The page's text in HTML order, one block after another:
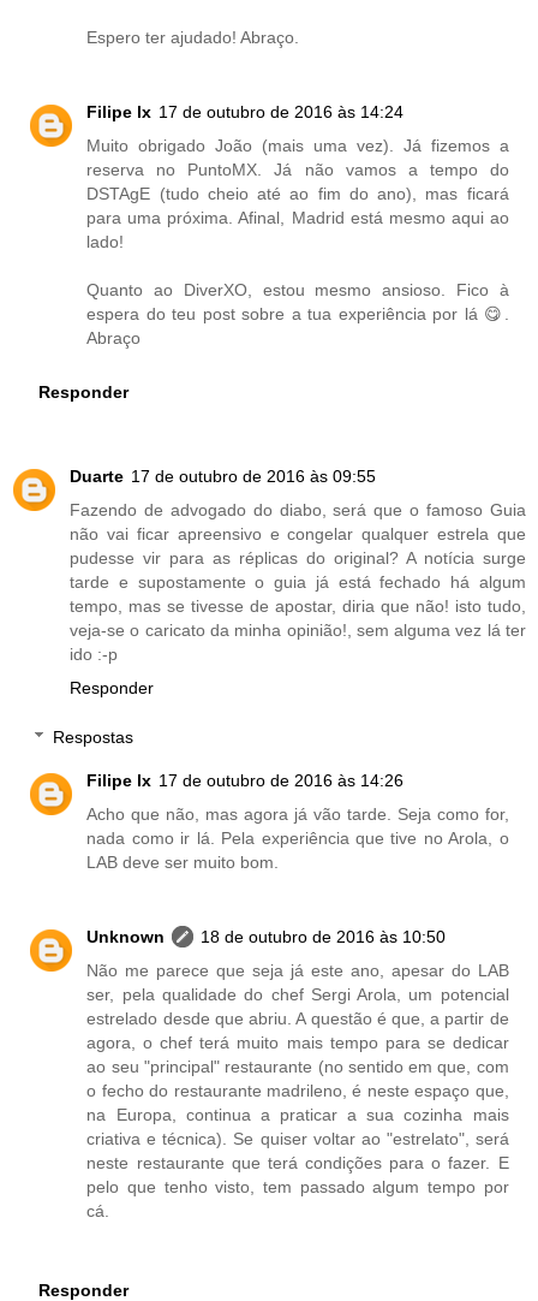
Espero ter ajudado! Abraço.
Filipe lx 17 de outubro de 2016 às 14:24
Muito obrigado João (mais uma vez). Já fizemos a
reserva no PuntoMX. Já não vamos a tempo do
DSTAgE (tudo cheio até ao fim do ano), mas ficará
para uma próxima. Afinal, Madrid está mesmo aqui ao
lado!
Quanto ao DiverXO, estou mesmo ansioso. Fico à
espera do teu post sobre a tua experiência por lá 😋.
Abraço
Responder
Duarte 17 de outubro de 2016 às 09:55
Fazendo de advogado do diabo, será que o famoso Guia
não vai ficar apreensivo e congelar qualquer estrela que
pudesse vir para as réplicas do original? A notícia surge
tarde e supostamente o guia já está fechado há algum
tempo, mas se tivesse de apostar, diria que não! isto tudo,
veja-se o caricato da minha opinião!, sem alguma vez lá ter
ido :-p
Responder
Respostas
Filipe lx 17 de outubro de 2016 às 14:26
Acho que não, mas agora já vão tarde. Seja como for,
nada como ir lá. Pela experiência que tive no Arola, o
LAB deve ser muito bom.
Unknown
18 de outubro de 2016 às 10:50
Não me parece que seja já este ano, apesar do LAB
ser, pela qualidade do chef Sergi Arola, um potencial
estrelado desde que abriu. A questão é que, a partir de
agora, o chef terá muito mais tempo para se dedicar
ao seu "principal" restaurante (no sentido em que, com
o fecho do restaurante madrileno, é neste espaço que,
na Europa, continua a praticar a sua cozinha mais
criativa e técnica). Se quiser voltar ao "estrelato", será
neste restaurante que terá condições para o fazer. E
pelo que tenho visto, tem passado algum tempo por
cá.
Responder